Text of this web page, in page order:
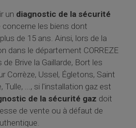
un diagnostic de la sécurité
concerne les biens dont
de 15 ans. Ainsi, lors de la
dans le département CORREZE
Brive la Gaillarde, Bort les
Corrèze, Ussel, Égletons, Saint
Tulle, ..., si l'installation gaz est
de la sécurité gaz doit
de vente ou à défaut de